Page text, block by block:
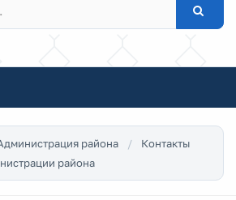
района
Контакты
района